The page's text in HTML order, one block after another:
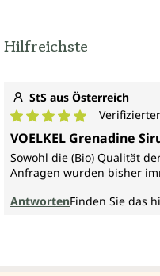
Hilfreichste
StS aus Österreich
Durchschnittliche
VOELKEL Grenadine
Sowohl die (Bio) Qualität
Anfragen wurden bisher
AntwortenFinden Sie das